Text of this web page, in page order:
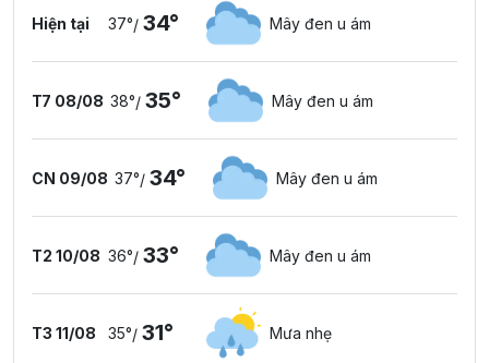
Hiện tại 37°/ 34° Mây đen u ám
T7 08/08 38°/ 35° Mây đen u ám
CN 09/08 37°/ 34° Mây đen u ám
T2 10/08 36°/ 33° Mây đen u ám
T3 11/08 35°/ 31° Mưa nhẹ